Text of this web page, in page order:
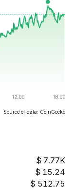
Source of data: CoinGecko
7.77K
15.24
512.75